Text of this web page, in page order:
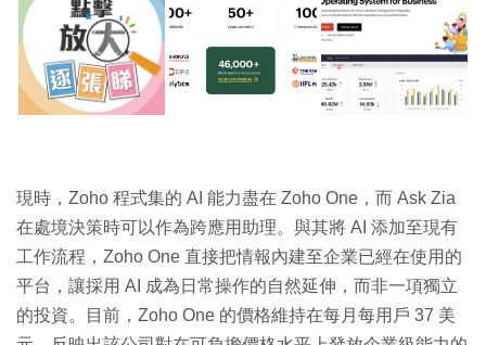
現時，Zoho 程式集的 AI 能力盡在 Zoho One，而 Ask Zia
在處境決策時可以作為跨應用助理。與其將 AI 添加至現有
工作流程，Zoho One 直接把情報內建至企業已經在使用的
平台，讓採用 AI 成為日常操作的自然延伸，而非一項獨立
的投資。目前，Zoho One 的價格維持在每月每用戶 37 美